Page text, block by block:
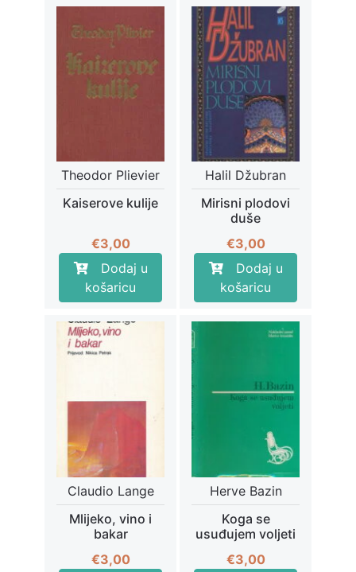
Theodor Plievier
Kaiserove kulije
€3,00
Dodaj u
košaricu
Halil Džubran
Mirisni plodovi
duše
€3,00
Dodaj u
košaricu
Claudio Lange
Mlijeko, vino i
bakar
€3,00
Herve Bazin
Koga se
usuđujem voljeti
€3,00